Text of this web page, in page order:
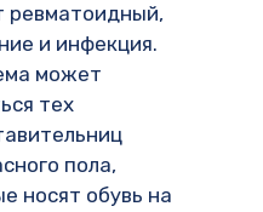
ревматоидный,
и инфекция.
может
тех
пола,
носят обувь на